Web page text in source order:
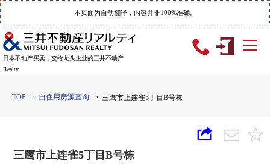
本页面为自动翻译，内容并非100%准确。
日本不动产买卖，交给龙头企业的三井不动产
Realty
TOP 自住用房源查询 三鹰市上连雀5丁目B号栋
三鹰市上连雀5丁目B号栋